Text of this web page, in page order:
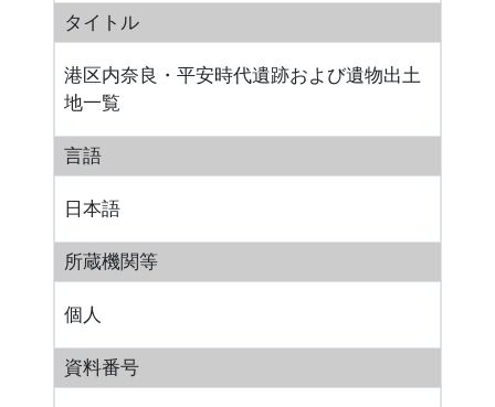
タイトル
港区内奈良・平安時代遺跡および遺物出土
地一覧
言語
日本語
所蔵機関等
個人
資料番号